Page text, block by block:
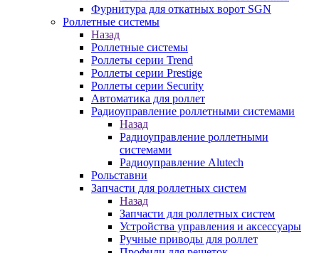
Фурнитура для откатных ворот SGN
Роллетные системы
Назад
Роллетные системы
Роллеты серии Trend
Роллеты серии Prestige
Роллеты серии Security
Автоматика для роллет
Радиоуправление роллетными системами
Назад
Радиоуправление роллетными
системами
Радиоуправление Alutech
Рольставни
Запчасти для роллетных систем
Назад
Запчасти для роллетных систем
Устройства управления и аксессуары
Ручные приводы для роллет